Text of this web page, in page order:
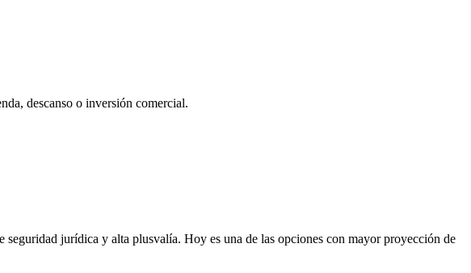
descanso o inversión comercial.
jurídica y alta plusvalía. Hoy es una de las opciones con mayor proyección de